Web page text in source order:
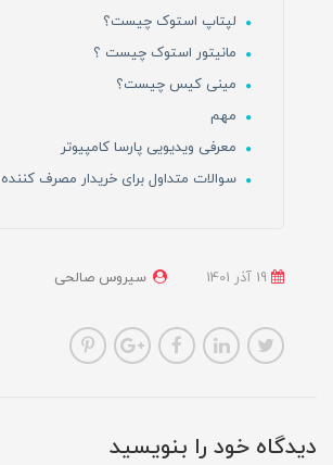
لپتاپ استوک چیست؟
مانیتور استوک چیست ؟
مینی کیس چیست؟
مهم
معرفی ویدیویی پارسا کامپیوتر
سوالات متداول برای خریدار مصرف کننده
سیروس صالحی
دیدگاه خود را بنویسید